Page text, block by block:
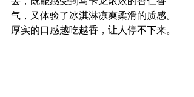
气，又体验了冰淇淋凉爽柔滑的质感。
厚实的口感越吃越香，让人停不下来。